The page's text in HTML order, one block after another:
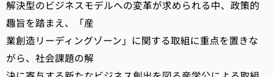
解決型のビジネスモデルへの変革が求められる中、政策的
趣旨を踏まえ、「産
業創造リーディングゾーン」に関する取組に重点を置きな
がら、社会課題の解